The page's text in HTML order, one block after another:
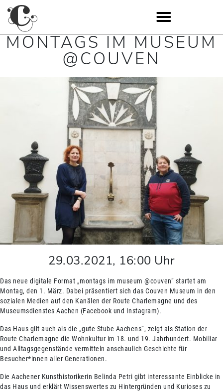
MONTAGS IM MUSEUM
@COUVEN
29.03.2021, 16:00 Uhr
Das neue digitale Format „montags im museum @couven“ startet am
Montag, den 1. März. Dabei präsentiert sich das Couven Museum in den
sozialen Medien auf den Kanälen der Route Charlemagne und des
Museumsdienstes Aachen (Facebook und Instagram).
Das Haus gilt auch als die „gute Stube Aachens“, zeigt als Station der
Route Charlemagne die Wohnkultur im 18. und 19. Jahrhundert. Mobiliar
und Alltagsgegenstände vermitteln anschaulich Geschichte für
Besucher*innen aller Generationen.
Die Aachener Kunsthistorikerin Belinda Petri gibt interessante Einblicke in
das Haus und erklärt Wissenswertes zu Hintergründen und Kurioses zu